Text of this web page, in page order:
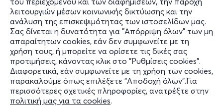
λειτουργιών μέσων κοινωνικής δικτύωσης και την
ανάλυση της επισκεψιμότητας των ιστοσελίδων μας.
Σας δίνεται η δυνατότητα για "Απόρριψη όλων" των μη
απαραίτητων cookies, εάν δεν συμφωνείτε με τη
χρήση τους, ή μπορείτε να ορίσετε τις δικές σας
προτιμήσεις, κάνοντας κλικ στο "Ρυθμίσεις cookies".
Διαφορετικά, εάν συμφωνείτε με τη χρήση των cookies,
παρακαλούμε όπως επιλέξετε "Αποδοχή όλων".Για
περισσότερες σχετικές πληροφορίες, ανατρέξτε στην
πολιτική μας για τα cookies.
Πληροφορίες
Υποστήριξη
Stay Connected